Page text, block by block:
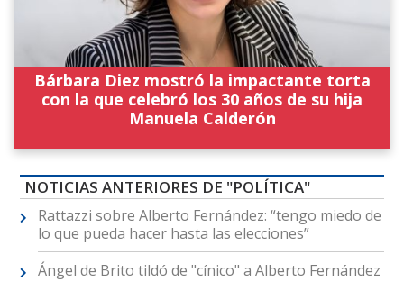
Bárbara Diez mostró la impactante torta
con la que celebró los 30 años de su hija
Manuela Calderón
NOTICIAS ANTERIORES DE "POLÍTICA"
Rattazzi sobre Alberto Fernández: “tengo miedo de
lo que pueda hacer hasta las elecciones”
Ángel de Brito tildó de "cínico" a Alberto Fernández